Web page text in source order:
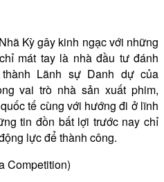
Kỳ gây kinh ngạc với những
mát tay là nhà đầu tư đánh
Lãnh sự Danh dự của
vai trò nhà sản xuất phim,
tế cùng với hướng đi ở lĩnh
tin đồn bất lợi trước nay chỉ
lực để thành công.
Competition)